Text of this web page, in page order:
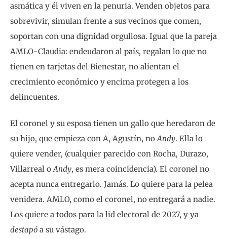
asmática y él viven en la penuria. Venden objetos para
sobrevivir, simulan frente a sus vecinos que comen,
soportan con una dignidad orgullosa. Igual que la pareja
AMLO-Claudia: endeudaron al país, regalan lo que no
tienen en tarjetas del Bienestar, no alientan el
crecimiento económico y encima protegen a los
delincuentes.
El coronel y su esposa tienen un gallo que heredaron de
su hijo, que empieza con A, Agustín, noAndy. Ella lo
quiere vender, (cualquier parecido con Rocha, Durazo,
Villarreal oAndy, es mera coincidencia). El coronel no
acepta nunca entregarlo. Jamás. Lo quiere para la pelea
venidera. AMLO, como el coronel, no entregará a nadie.
Los quiere a todos para la lid electoral de 2027, y ya
destapó a su vástago.